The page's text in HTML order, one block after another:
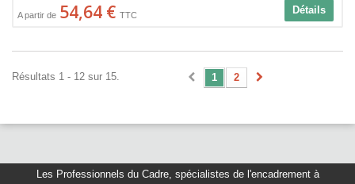
Détails
A partir de 54,64 € TTC
1 2
Résultats 1 - 12 sur 15.
Les Professionnels du Cadre, spécialistes de l'encadrement à